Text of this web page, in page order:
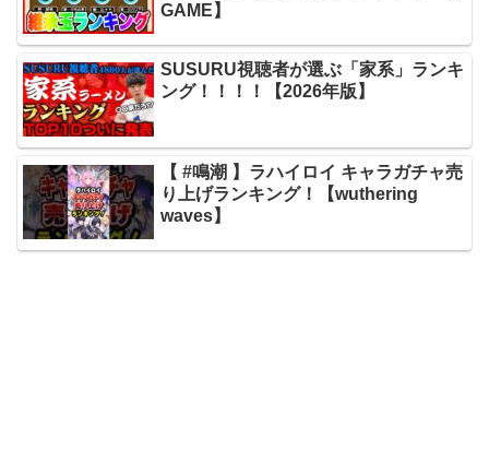
GAME】
SUSURU視聴者が選ぶ「家系」ランキ
ング！！！！【2026年版】
【 #鳴潮 】ラハイロイ キャラガチャ売
り上げランキング！【wuthering
waves】